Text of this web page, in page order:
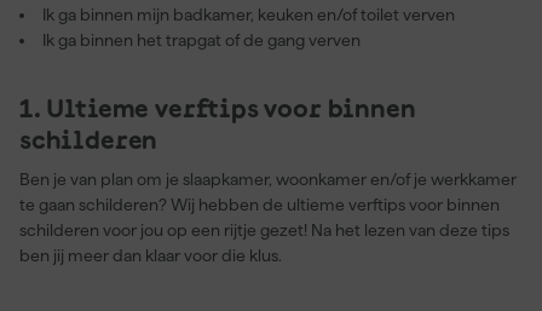
Ik ga binnen mijn badkamer, keuken en/of toilet verven
Ik ga binnen het trapgat of de gang verven
1. Ultieme verftips voor binnen
schilderen
Ben je van plan om je slaapkamer, woonkamer en/of je werkkamer
te gaan schilderen? Wij hebben de ultieme verftips voor binnen
schilderen voor jou op een rijtje gezet! Na het lezen van deze tips
ben jij meer dan klaar voor die klus.